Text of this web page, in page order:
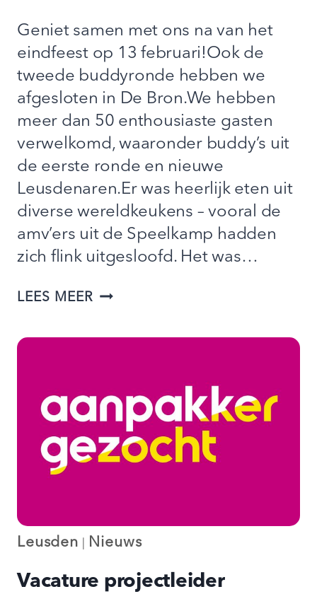
Geniet samen met ons na van het
eindfeest op 13 februari!Ook de
tweede buddyronde hebben we
afgesloten in De Bron.We hebben
meer dan 50 enthousiaste gasten
verwelkomd, waaronder buddy’s uit
de eerste ronde en nieuwe
Leusdenaren.Er was heerlijk eten uit
diverse wereldkeukens – vooral de
amv’ers uit de Speelkamp hadden
zich flink uitgesloofd. Het was…
LEES MEERTERUGBLIK
ONS
Leusden Nieuws
Vacature projectleider